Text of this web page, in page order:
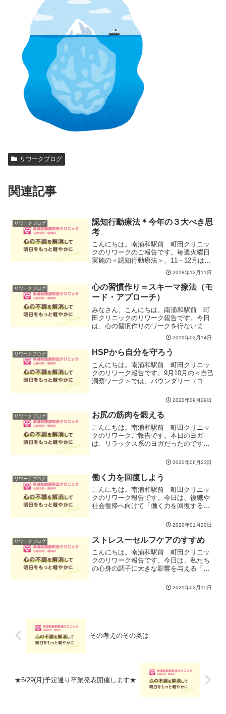
リワークブログ
関連記事
リワークブログ
認知行動療法＊今年の３大べき思
考
こんにちは。南浦和駅前 町田クリニッ
クのリワークのご報告です。毎週火曜日
実施の＜認知行動療法＞、11－12月は
「考え方のクセ」に取り組んでいます。
今週は 「 べき思考」を皆で考察していき
ました。自分にも相手にも。この「～し
なくてはならない」...
2018年12月11日
リワークブログ
心の習慣作り＝スキーマ療法（モ
ード・アプローチ）
みなさん、こんにちは。南浦和駅前 町
田クリニックのリワーク報告です。今日
は、心の習慣作りのワークを行ないまし
た。このワークはスキーマ療法に基づい
ていて、その中でもモード・アプローチ
について説明しました。モード・アプロ
ーチの説明はとても難しい...
2019年02月14日
リワークブログ HSPから自分を守ろう
こんにちは。南浦和駅前 町田クリニッ
クのリワーク報告です。9月10月の＜自己
洞察ワーク＞では、バウンダリー（ココ
す。その中でも今週は、とりわけココロ
の境界線と強い関連があるHSPについて
検討していきました。...
2020年09月29日
リワークブログ お尻の筋肉を鍛える
こんにちは。南浦和駅前 町田クリニッ
クのリワークご報告です。本日のヨガ
は、リラックス系のヨガだったのです
た。お尻は上半身と下半身を繋ぐとって
も大切な部分です。筋力が衰えると腰が
弱くなってしまったり、脚が疲...
2020年06月23日
リワークブログ 働く力を回復しよう
こんにちは。南浦和駅前 町田クリニッ
クのリワーク報告です。今日は、復職や
社会復帰へ向けて「働く力を回復する」
たり、ながく仕事から離れていると、や
はりどうしても様々な機能がおやすみモ
ードに入ります。体調を回...
2020年01月20日
リワークブログ ストレスーセルフケアのすすめ
こんにちは。南浦和駅前 町田クリニッ
クのリワーク報告です。今日は、私たち
の心身の調子に大きな影響を与える「ス
えてみました。毎日の生活にストレスは
つきものですが、自分でなんとかできる
2021年02月15日
その考えのその奥は
★5/29(月)予定通り卒業発表開催します★